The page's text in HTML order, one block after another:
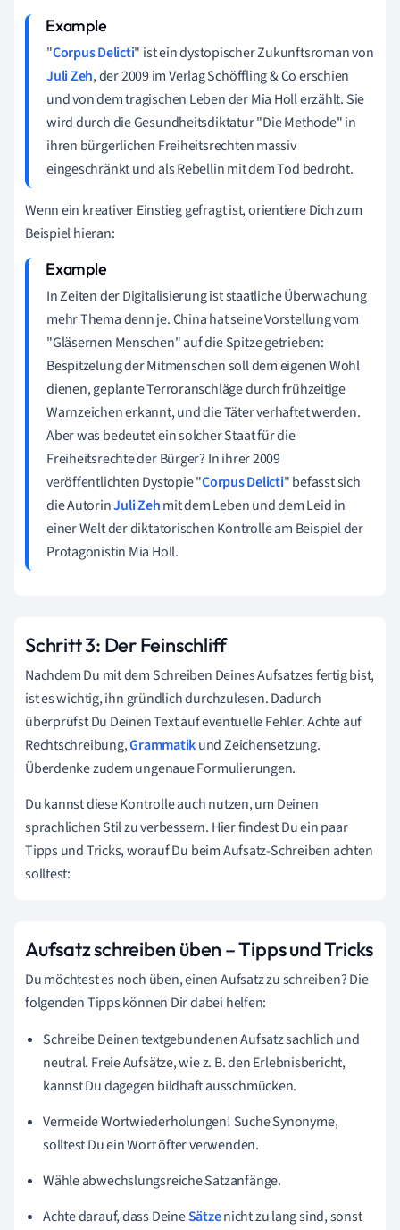
"Corpus Delicti" ist ein dystopischer Zukunftsroman von
Juli Zeh, der 2009 im Verlag Schöffling & Co erschien
und von dem tragischen Leben der Mia Holl erzählt. Sie
wird durch die Gesundheitsdiktatur "Die Methode" in
ihren bürgerlichen Freiheitsrechten massiv
eingeschränkt und als Rebellin mit dem Tod bedroht.
Wenn ein kreativer Einstieg gefragt ist, orientiere Dich zum
Beispiel hieran:
In Zeiten der Digitalisierung ist staatliche Überwachung
mehr Thema denn je. China hat seine Vorstellung vom
"Gläsernen Menschen" auf die Spitze getrieben:
Bespitzelung der Mitmenschen soll dem eigenen Wohl
dienen, geplante Terroranschläge durch frühzeitige
Warnzeichen erkannt, und die Täter verhaftet werden.
Aber was bedeutet ein solcher Staat für die
Freiheitsrechte der Bürger? In ihrer 2009
veröffentlichten Dystopie "Corpus Delicti" befasst sich
die AutorinJuli Zehmit dem Leben und dem Leid in
einer Welt der diktatorischen Kontrolle am Beispiel der
Protagonistin Mia Holl.
Schritt 3: Der Feinschliff
Nachdem Du mit dem Schreiben Deines Aufsatzes fertig bist,
ist es wichtig, ihn gründlich durchzulesen. Dadurch
überprüfst Du Deinen Text auf eventuelle Fehler. Achte auf
Rechtschreibung,Grammatikund Zeichensetzung.
Überdenke zudem ungenaue Formulierungen.
Du kannst diese Kontrolle auch nutzen, um Deinen
sprachlichen Stil zu verbessern. Hier findest Du ein paar
Tipps und Tricks, worauf Du beim Aufsatz-Schreiben achten
solltest:
Aufsatz schreiben üben – Tipps und Tricks
Du möchtest es noch üben, einen Aufsatz zu schreiben? Die
folgenden Tipps können Dir dabei helfen:
Schreibe Deinen textgebundenen Aufsatz sachlich und
neutral. Freie Aufsätze, wie z. B. den Erlebnisbericht,
kannst Du dagegen bildhaft ausschmücken.
Vermeide Wortwiederholungen! Suche Synonyme,
solltest Du ein Wort öfter verwenden.
Wähle abwechslungsreiche Satzanfänge.
Achte darauf, dass DeineSätzenicht zu lang sind, sonst